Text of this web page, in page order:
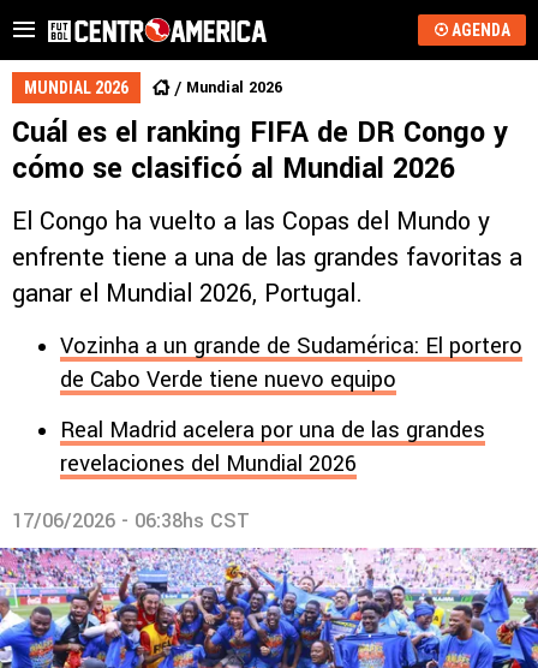
AGENDA
MUNDIAL 2026 Mundial 2026
Cuál es el ranking FIFA de DR Congo y
cómo se clasificó al Mundial 2026
El Congo ha vuelto a las Copas del Mundo y
enfrente tiene a una de las grandes favoritas a
ganar el Mundial 2026, Portugal.
Vozinha a un grande de Sudamérica: El portero
de Cabo Verde tiene nuevo equipo
Real Madrid acelera por una de las grandes
revelaciones del Mundial 2026
17/06/2026 - 06:38hs CST